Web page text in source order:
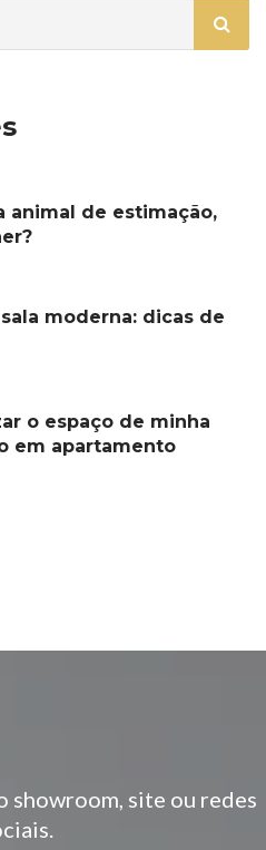
animal de estimação,
moderna: dicas de
o espaço de minha
em apartamento
showroom, site ou redes